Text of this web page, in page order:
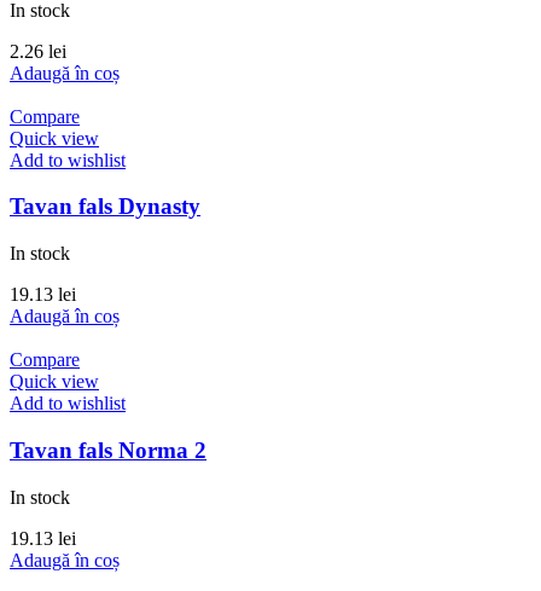
In stock
2.26 lei
Adaugă în coș
Compare
Quick view
Add to wishlist
Tavan fals Dynasty
In stock
19.13 lei
Adaugă în coș
Compare
Quick view
Add to wishlist
Tavan fals Norma 2
In stock
19.13 lei
Adaugă în coș